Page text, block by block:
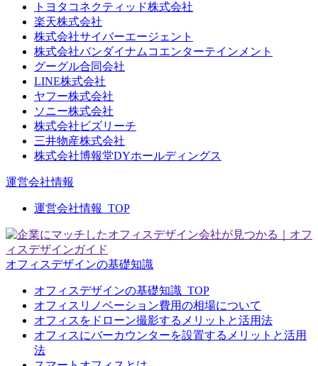
トヨタコネクティッド株式会社
楽天株式会社
株式会社サイバーエージェント
株式会社バンダイナムコエンターテインメント
グーグル合同会社
LINE株式会社
ヤフー株式会社
ソニー株式会社
株式会社ビズリーチ
三井物産株式会社
株式会社博報堂DYホールディングス
運営会社情報
運営会社情報_TOP
オフィスデザインの基礎知識
オフィスデザインの基礎知識_TOP
オフィスリノベーション費用の相場について
オフィスをドローン撮影するメリットと活用法
オフィスにバーカウンターを設置するメリットと活用
法